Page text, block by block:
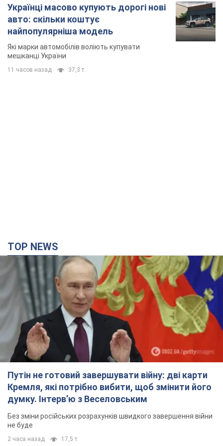
Українці масово купують дорогі нові
авто: скільки коштує
найпопулярніша модель
Які марки автомобілів воліють купувати
мешканці України
11 часов назад 37,3 т.
TOP NEWS
Путін не готовий завершувати війну: дві карти
Кремля, які потрібно вибити, щоб змінити його
думку. Інтерв’ю з Веселовським
Без зміни російських розрахунків швидкого завершення війни
не буде
2 часа назад 17,5 т.